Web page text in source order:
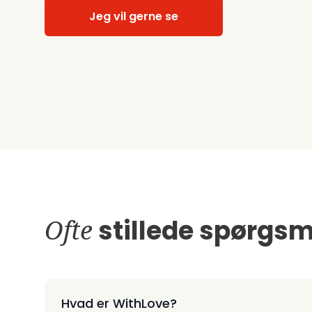
Jeg vil gerne se
Ofte stillede
Hvad er WithLove?